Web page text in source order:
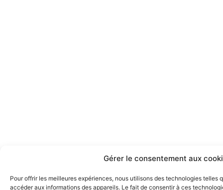
Gérer le consentement aux
Pour offrir les meilleures expériences, nous utilisons des technologies telles
accéder aux informations des appareils. Le fait de consentir à ces